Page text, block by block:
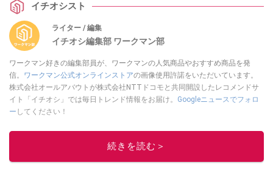
イチオシスト
ライター / 編集
イチオシ編集部 ワークマン部
ワークマン好きの編集部員が、ワークマンの人気商品やおすすめ商品を発
信。 ワークマン公式オンラインストアの画像使用許諾をいただいています。
株式会社オールアバウトが株式会社NTTドコモと共同開設したレコメンドサ
イト「イチオシ」では毎日トレンド情報をお届け。 Googleニュースでフォロ
ー してください！
このイチオシストの他の記事を読む
続きを読む＞